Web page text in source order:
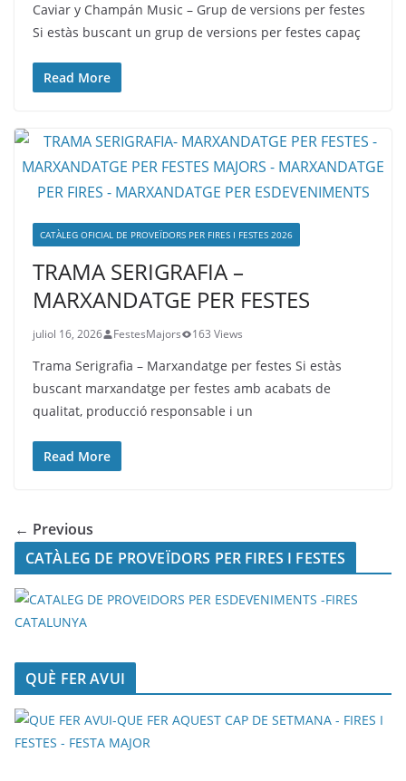
Caviar y Champán Music – Grup de versions per festes
Si estàs buscant un grup de versions per festes capaç
Read More
CATÀLEG OFICIAL DE PROVEÏDORS PER FIRES I FESTES 2026
TRAMA SERIGRAFIA –
MARXANDATGE PER FESTES
juliol 16, 2026 FestesMajors 163 Views
Trama Serigrafia – Marxandatge per festes Si estàs
buscant marxandatge per festes amb acabats de
qualitat, producció responsable i un
Read More
← Previous
CATÀLEG DE PROVEÏDORS PER FIRES I FESTES
QUÈ FER AVUI